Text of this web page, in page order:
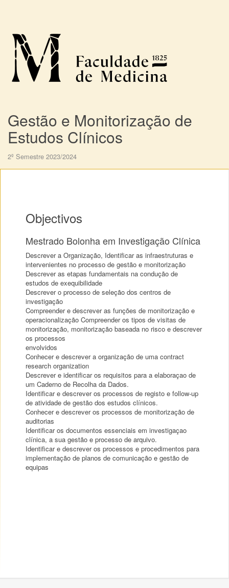
Gestão e Monitorização de
Estudos Clínicos
2º Semestre 2023/2024
Objectivos
Mestrado Bolonha em Investigação Clínica
Descrever a Organização, Identificar as infraestruturas e
intervenientes no processo de gestão e monitorização
Descrever as etapas fundamentais na condução de
estudos de exequibilidade
Descrever o processo de seleção dos centros de
investigação
Compreender e descrever as funções de monitorização e
operacionalização Compreender os tipos de visitas de
monitorização, monitorização baseada no risco e descrever
os processos
envolvidos
Conhecer e descrever a organização de uma contract
research organization
Descrever e identificar os requisitos para a elaboraçao de
um Caderno de Recolha da Dados.
Identificar e descrever os processos de registo e follow-up
de atividade de gestão dos estudos clínicos.
Conhecer e descrever os processos de monitorização de
auditorias
Identificar os documentos essenciais em investigaçao
clínica, a sua gestão e processo de arquivo.
Identificar e descrever os processos e procedimentos para
implementação de planos de comunicação e gestão de
equipas